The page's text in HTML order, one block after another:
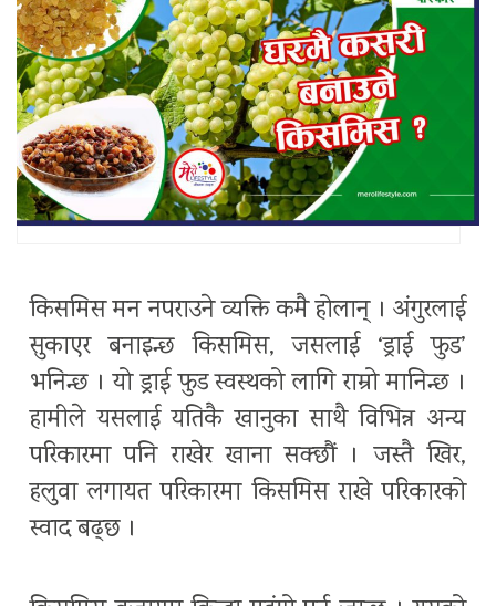
किसमिस मन नपराउने व्यक्ति कमै होलान् । अंगुरलाई
सुकाएर बनाइन्छ किसमिस, जसलाई ‘ड्राई फुड’
भनिन्छ । यो ड्राई फुड स्वस्थको लागि राम्रो मानिन्छ ।
हामीले यसलाई यतिकै खानुका साथै विभिन्न अन्य
परिकारमा पनि राखेर खाना सक्छौं । जस्तै खिर,
हलुवा लगायत परिकारमा किसमिस राखे परिकारको
स्वाद बढ्छ ।